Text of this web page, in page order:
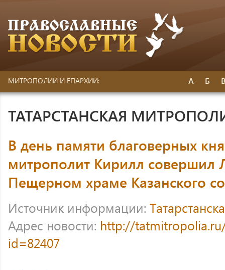
МИТРОПОЛИИ И ЕПАРХИИ: А Б
ТАТАРСТАНСКАЯ
В день памяти благоверных
митрополит Кирилл совершил
Пещерном храме Казанского
Источник информации:
Адрес новости: http://
id=82407